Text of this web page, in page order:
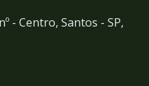
- Centro, Santos - SP,